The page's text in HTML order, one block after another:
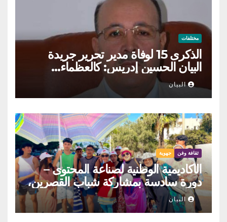
مختلفات
الذكرى 15 لوفاة مدير تحرير جريدة
البيان الحسين إدريس: كالعظماء…
عاش شامخا ورحل واقفا
البيان
ثقافة وفن جهوية
الأكاديمية الوطنية لصناعة المحتوى –
دورة سادسة بمشاركة شباب القصرين،
المنستير والمهدية
البيان